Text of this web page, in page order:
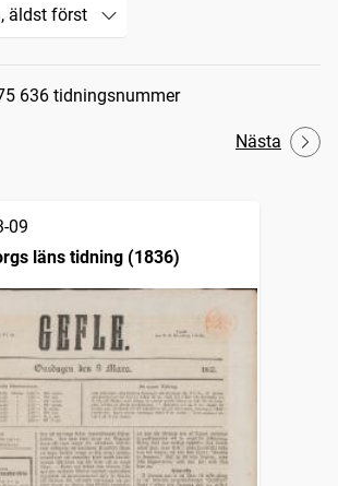
636 tidningsnummer
Nästa
09
läns tidning (1836)